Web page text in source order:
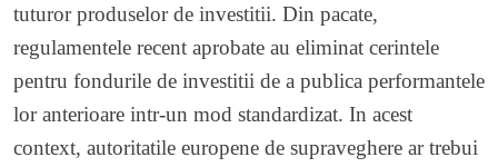
tuturor produselor de investitii. Din pacate,
regulamentele recent aprobate au eliminat cerintele
pentru fondurile de investitii de a publica performantele
lor anterioare intr-un mod standardizat. In acest
context, autoritatile europene de supraveghere ar trebui